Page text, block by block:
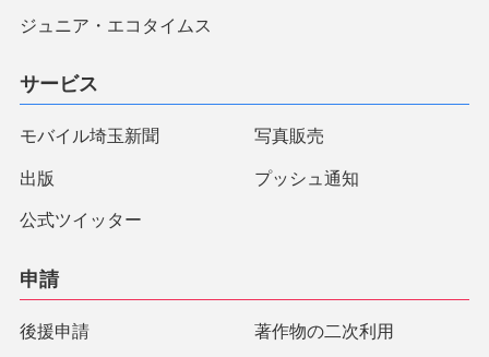
ジュニア・エコタイムス
サービス
モバイル埼玉新聞 写真販売
出版 プッシュ通知
公式ツイッター
申請
後援申請 著作物の二次利用